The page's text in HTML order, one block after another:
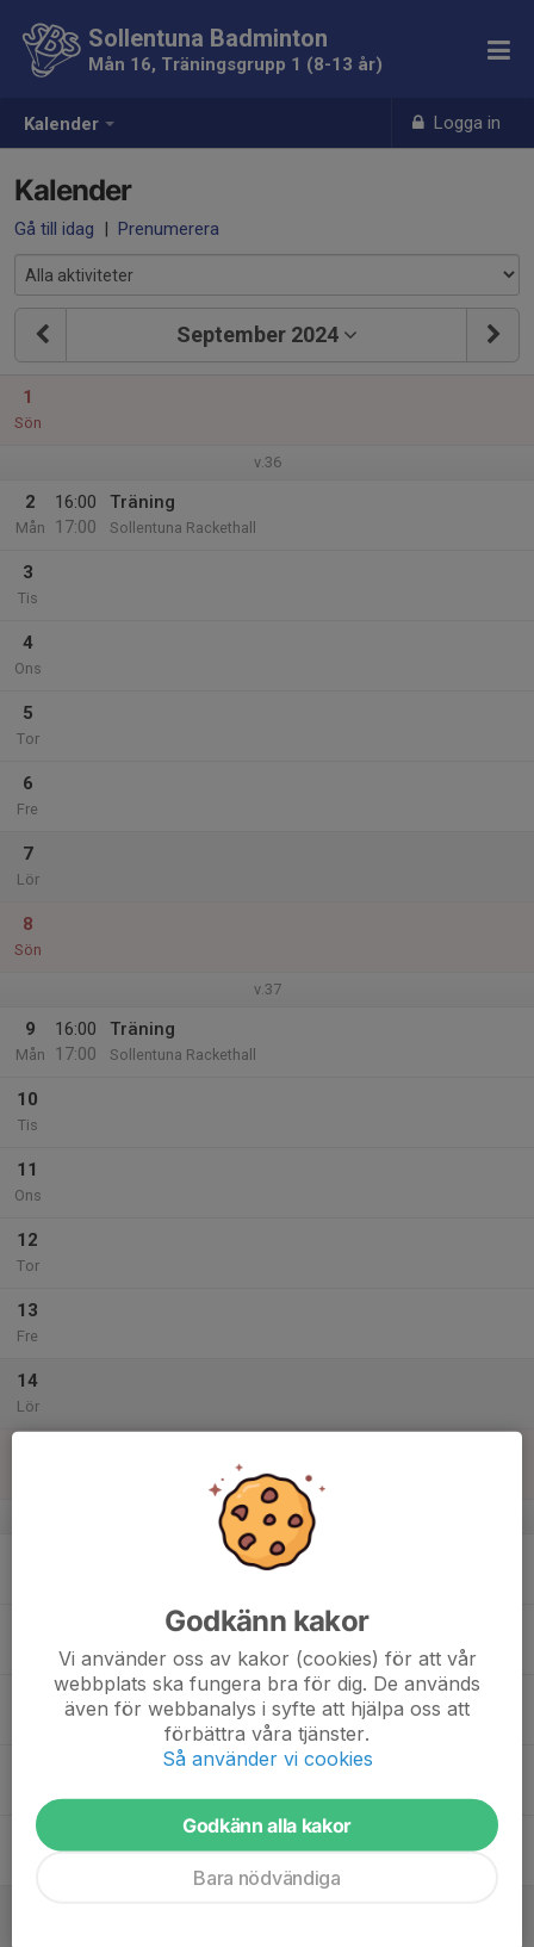
Kalender Logga in
Sollentuna Badminton
Mån 16, Träningsgrupp 1 (8-13 år)
Kalender
Gå till idag | Prenumerera
September 2024
1
Sön
v.36
2
Mån
16:00
17:00
Träning
Sollentuna Rackethall
3
Tis
4
Ons
5
Tor
6
Fre
7
Lör
8
Sön
v.37
9
Mån
16:00
17:00
Träning
Sollentuna Rackethall
10
Tis
11
Ons
12
Tor
13
Fre
14
Lör
v.38
20
Godkänn kakor
Vi använder oss av kakor (cookies) för att vår
webbplats ska fungera bra för dig. De används
även för webbanalys i syfte att hjälpa oss att
förbättra våra tjänster.
Så använder vi cookies
Godkänn alla kakor
Bara nödvändiga